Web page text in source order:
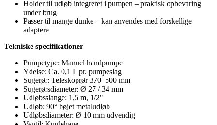
Holder til udløb integreret i pumpen – praktisk opbevaring
under brug
Passer til mange dunke – kan anvendes med forskellige
adaptere
Tekniske specifikationer
Pumpetype: Manuel håndpumpe
Ydelse: Ca. 0,1 L pr. pumpeslag
Sugerør: Teleskoprør 370–500 mm
Sugerørsdiameter: Ø 27 / 34 mm
Udløbsslange: 1,5 m, 1/2"
Udløb: 90° bøjet metaludløb
Udløbsdiameter: Ø 10 mm udvendig